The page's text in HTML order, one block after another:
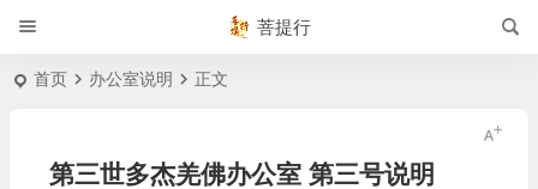
菩提行
首页 办公室说明 正文
第三世多杰羌佛办公室 第三号说明